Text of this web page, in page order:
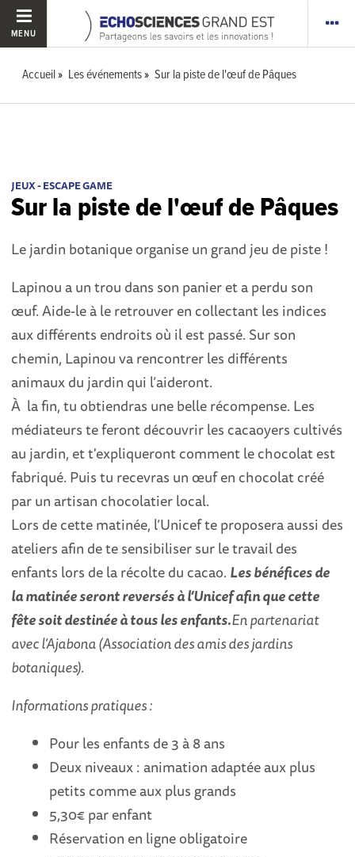
MENU
Accueil Les événements Sur la piste de l'œuf de Pâques
JEUX - ESCAPE GAME
Sur la piste de l'œuf de Pâques
Le jardin botanique organise un grand jeu de piste !
Lapinou a un trou dans son panier et a perdu son
œuf. Aide-le à le retrouver en collectant les indices
aux différents endroits où il est passé. Sur son
chemin, Lapinou va rencontrer les différents
animaux du jardin qui l’aideront.
À la fin, tu obtiendras une belle récompense. Les
médiateurs te feront découvrir les cacaoyers cultivés
au jardin, et t'expliqueront comment le chocolat est
fabriqué. Puis tu recevras un œuf en chocolat créé
par un artisan chocolatier local.
Lors de cette matinée, l’Unicef te proposera aussi des
ateliers afin de te sensibiliser sur le travail des
enfants lors de la récolte du cacao. Les bénéfices de
la matinée seront reversés à l’Unicef afin que cette
fête soit destinée à tous les enfants.En partenariat
avec l’Ajabona (Association des amis des jardins
botaniques).
Informations pratiques :
Pour les enfants de 3 à 8 ans
Deux niveaux : animation adaptée aux plus
petits comme aux plus grands
5,30€ par enfant
Réservation en ligne obligatoire